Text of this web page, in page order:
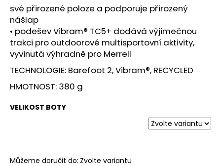
své přirozené poloze a podporuje přirozený
nášlap
• podešev Vibram® TC5+ dodává výjimečnou
trakci pro outdoorové multisportovní aktivity,
vyvinutá výhradně pro Merrell
TECHNOLOGIE: Barefoot 2, Vibram®, RECYCLED
HMOTNOST: 380 g
VELIKOST BOTY
Můžeme doručit do: Zvolte variantu
PRO
-
ČERVENÁ
3
290
Kč